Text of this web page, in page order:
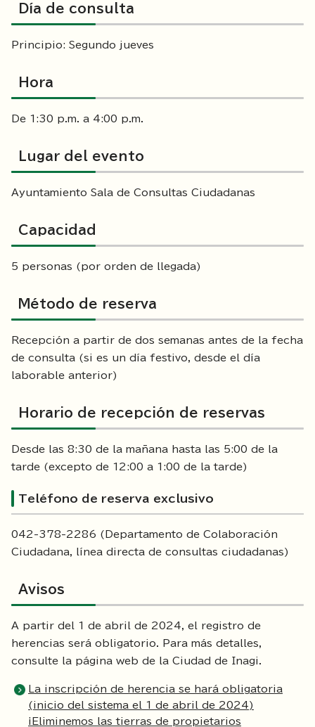
Día de consulta
Principio: Segundo jueves
Hora
De 1:30 p.m. a 4:00 p.m.
Lugar del evento
Ayuntamiento Sala de Consultas Ciudadanas
Capacidad
5 personas (por orden de llegada)
Método de reserva
Recepción a partir de dos semanas antes de la fecha
de consulta (si es un día festivo, desde el día
laborable anterior)
Horario de recepción de reservas
Desde las 8:30 de la mañana hasta las 5:00 de la
tarde (excepto de 12:00 a 1:00 de la tarde)
Teléfono de reserva exclusivo
042-378-2286 (Departamento de Colaboración
Ciudadana, línea directa de consultas ciudadanas)
Avisos
A partir del 1 de abril de 2024, el registro de
herencias será obligatorio. Para más detalles,
consulte la página web de la Ciudad de Inagi.
La inscripción de herencia se hará obligatoria
(inicio del sistema el 1 de abril de 2024)
¡Eliminemos las tierras de propietarios